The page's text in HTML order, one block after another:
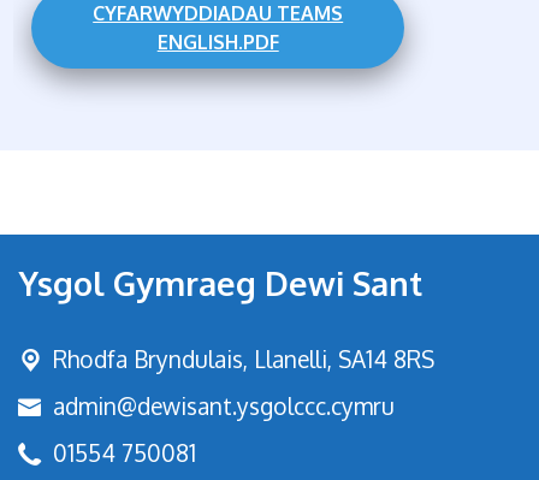
CYFARWYDDIADAU TEAMS
ENGLISH.PDF
Ysgol Gymraeg Dewi Sant
Rhodfa Bryndulais, Llanelli, SA14 8RS
admin@dewisant.ysgolccc.cymru
01554 750081